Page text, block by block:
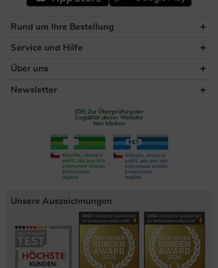
Rund um Ihre Bestellung
Service und Hilfe
Über uns
Newsletter
(DE) Zur Überprüfung der
Legalität dieser Website
hier klicken
Unsere Auszeichnungen